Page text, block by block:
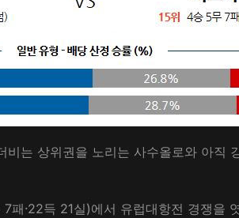
는 상위권을 노리는 사수올로와 아직
·22득 21실)에서 유럽대항전 경쟁을